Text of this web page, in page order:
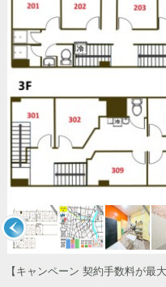
【キャンペーン 契約手数料が最